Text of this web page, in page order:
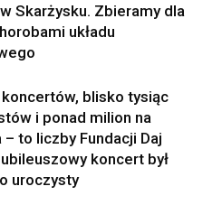
Skarżysku. Zbieramy dla
układu
blisko tysiąc
i ponad milion na
to liczby Fundacji Daj
koncert był
uroczysty